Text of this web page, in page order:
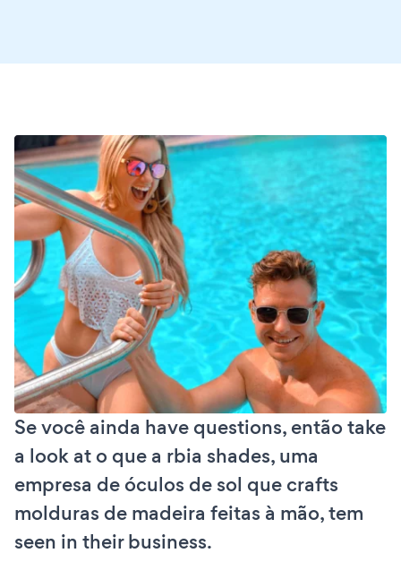
Se você ainda have questions, então take
a look at o que a rbia shades, uma
empresa de óculos de sol que crafts
molduras de madeira feitas à mão, tem
seen in their business.